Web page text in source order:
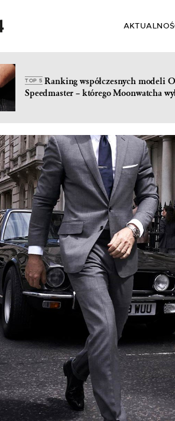
TOP 5Ranking współczesnych modeli
Speedmaster – którego Moonwatcha